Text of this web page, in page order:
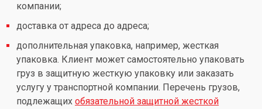
компании;
доставка от адреса до адреса;
дополнительная упаковка, например, жесткая
упаковка. Клиент может самостоятельно упаковать
груз в защитную жесткую упаковку или заказать
услугу у транспортной компании. Перечень грузов,
подлежащих обязательной защитной жесткой